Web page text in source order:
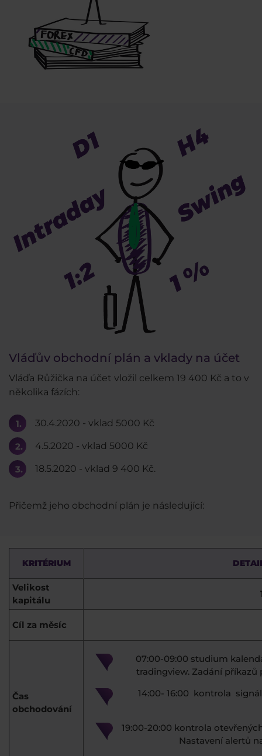
Vláďův obchodní plán a vklady na účet
Vláďa Růžička na účet vložil celkem 19 400 Kč a to v
několika fázích:
30.4.2020 - vklad 5000 Kč
4.5.2020 - vklad 5000 Kč
18.5.2020 - vklad 9 400 Kč.
Přičemž jeho obchodní plán je následující:
KRITÉRIUM
Velikost
kapitálu
Cíl za měsíc
Čas
obchodování
07:00-09:00 studium
tradingview. Zadání
14:00- 16:00 kontrola
19:00-20:00 kontrola
Nastavení alertů